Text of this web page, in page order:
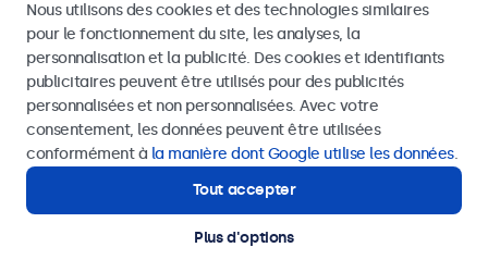
4.8/5 noté par 5000+ entreprises
Français
© 2026 Beetronics
Envoyer
Ou appelez-nous au01 79 97 48 02
Contactez nos spécialistes.
Nous utilisons des cookies et des technologies similaires
pour le fonctionnement du site, les analyses, la
personnalisation et la publicité. Des cookies et identifiants
publicitaires peuvent être utilisés pour des publicités
personnalisées et non personnalisées. Avec votre
consentement, les données peuvent être utilisées
conformément à la manière dont Google utilise les données.
Tout accepter
Plus d'options